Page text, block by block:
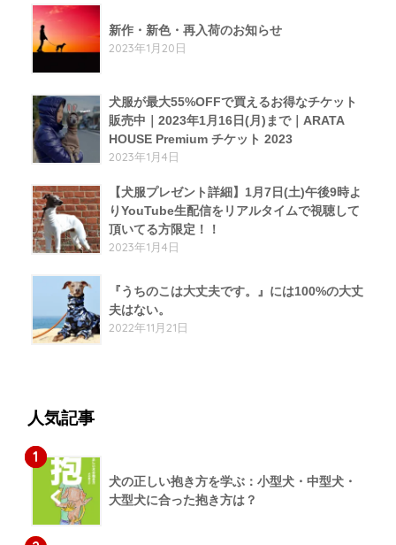
新作・新色・再入荷のお知らせ
2023年1月20日
犬服が最大55%OFFで買えるお得なチケット
販売中｜2023年1月16日(月)まで｜ARATA
HOUSE Premium チケット 2023
2023年1月4日
【犬服プレゼント詳細】1月7日(土)午後9時よ
りYouTube生配信をリアルタイムで視聴して
頂いてる方限定！！
2023年1月4日
『うちのこは大丈夫です。』には100%の大丈
夫はない。
2022年11月21日
人気記事
1
犬の正しい抱き方を学ぶ：小型犬・中型犬・
大型犬に合った抱き方は？